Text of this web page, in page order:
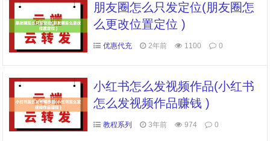
朋友圈怎么只发定位(朋友圈怎
么更改位置定位 )
优惠代充 2年前 1100 0
小红书怎么发视频作品(小红书
怎么发视频作品赚钱 )
教程系列 3年前 974 0